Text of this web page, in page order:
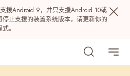
援Android 9，并只支援Android 10或
止支援的装置系统版本，请更新你的
。